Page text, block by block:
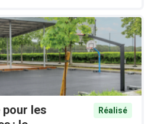
pour les
Réalisé